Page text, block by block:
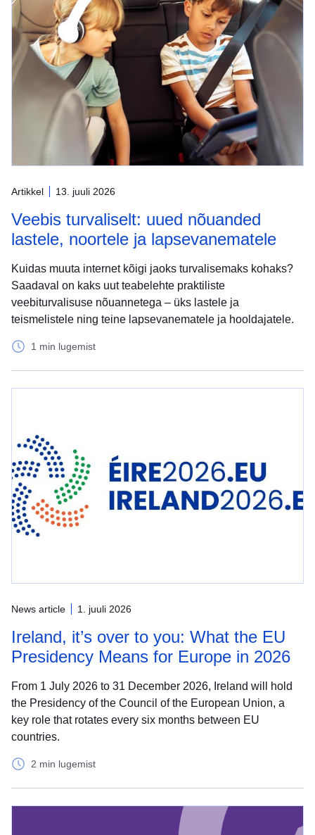
Artikkel 13. juuli 2026
Veebis turvaliselt: uued nõuanded
lastele, noortele ja lapsevanematele
Kuidas muuta internet kõigi jaoks turvalisemaks kohaks?
Saadaval on kaks uut teabelehte praktiliste
veebiturvalisuse nõuannetega – üks lastele ja
teismelistele ning teine lapsevanematele ja hooldajatele.
1 min lugemist
News article 1. juuli 2026
Ireland, it’s over to you: What the EU
Presidency Means for Europe in 2026
From 1 July 2026 to 31 December 2026, Ireland will hold
the Presidency of the Council of the European Union, a
key role that rotates every six months between EU
countries.
2 min lugemist